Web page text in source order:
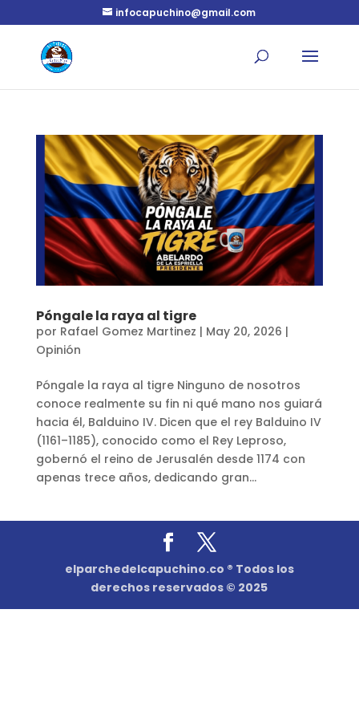
infocapuchino@gmail.com
Póngale la raya al tigre
por Rafael Gomez Martinez | May 20, 2026 |
Opinión
Póngale la raya al tigre Ninguno de nosotros
conoce realmente su fin ni qué mano nos guiará
hacia él, Balduino IV. Dicen que el rey Balduino IV
(1161–1185), conocido como el Rey Leproso,
gobernó el reino de Jerusalén desde 1174 con
apenas trece años, dedicando gran...
elparchedelcapuchino.co ® Todos los
derechos reservados © 2025